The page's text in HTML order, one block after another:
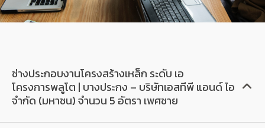
ช่างประกอบงานโครงสร้างเหล็ก ระดับ เอ
โครงการพลูโต | บางประกง – บริษัทเอสทีพี แอนด์ ไอ
จำกัด (มหาชน) จำนวน 5 อัตรา เพศชาย